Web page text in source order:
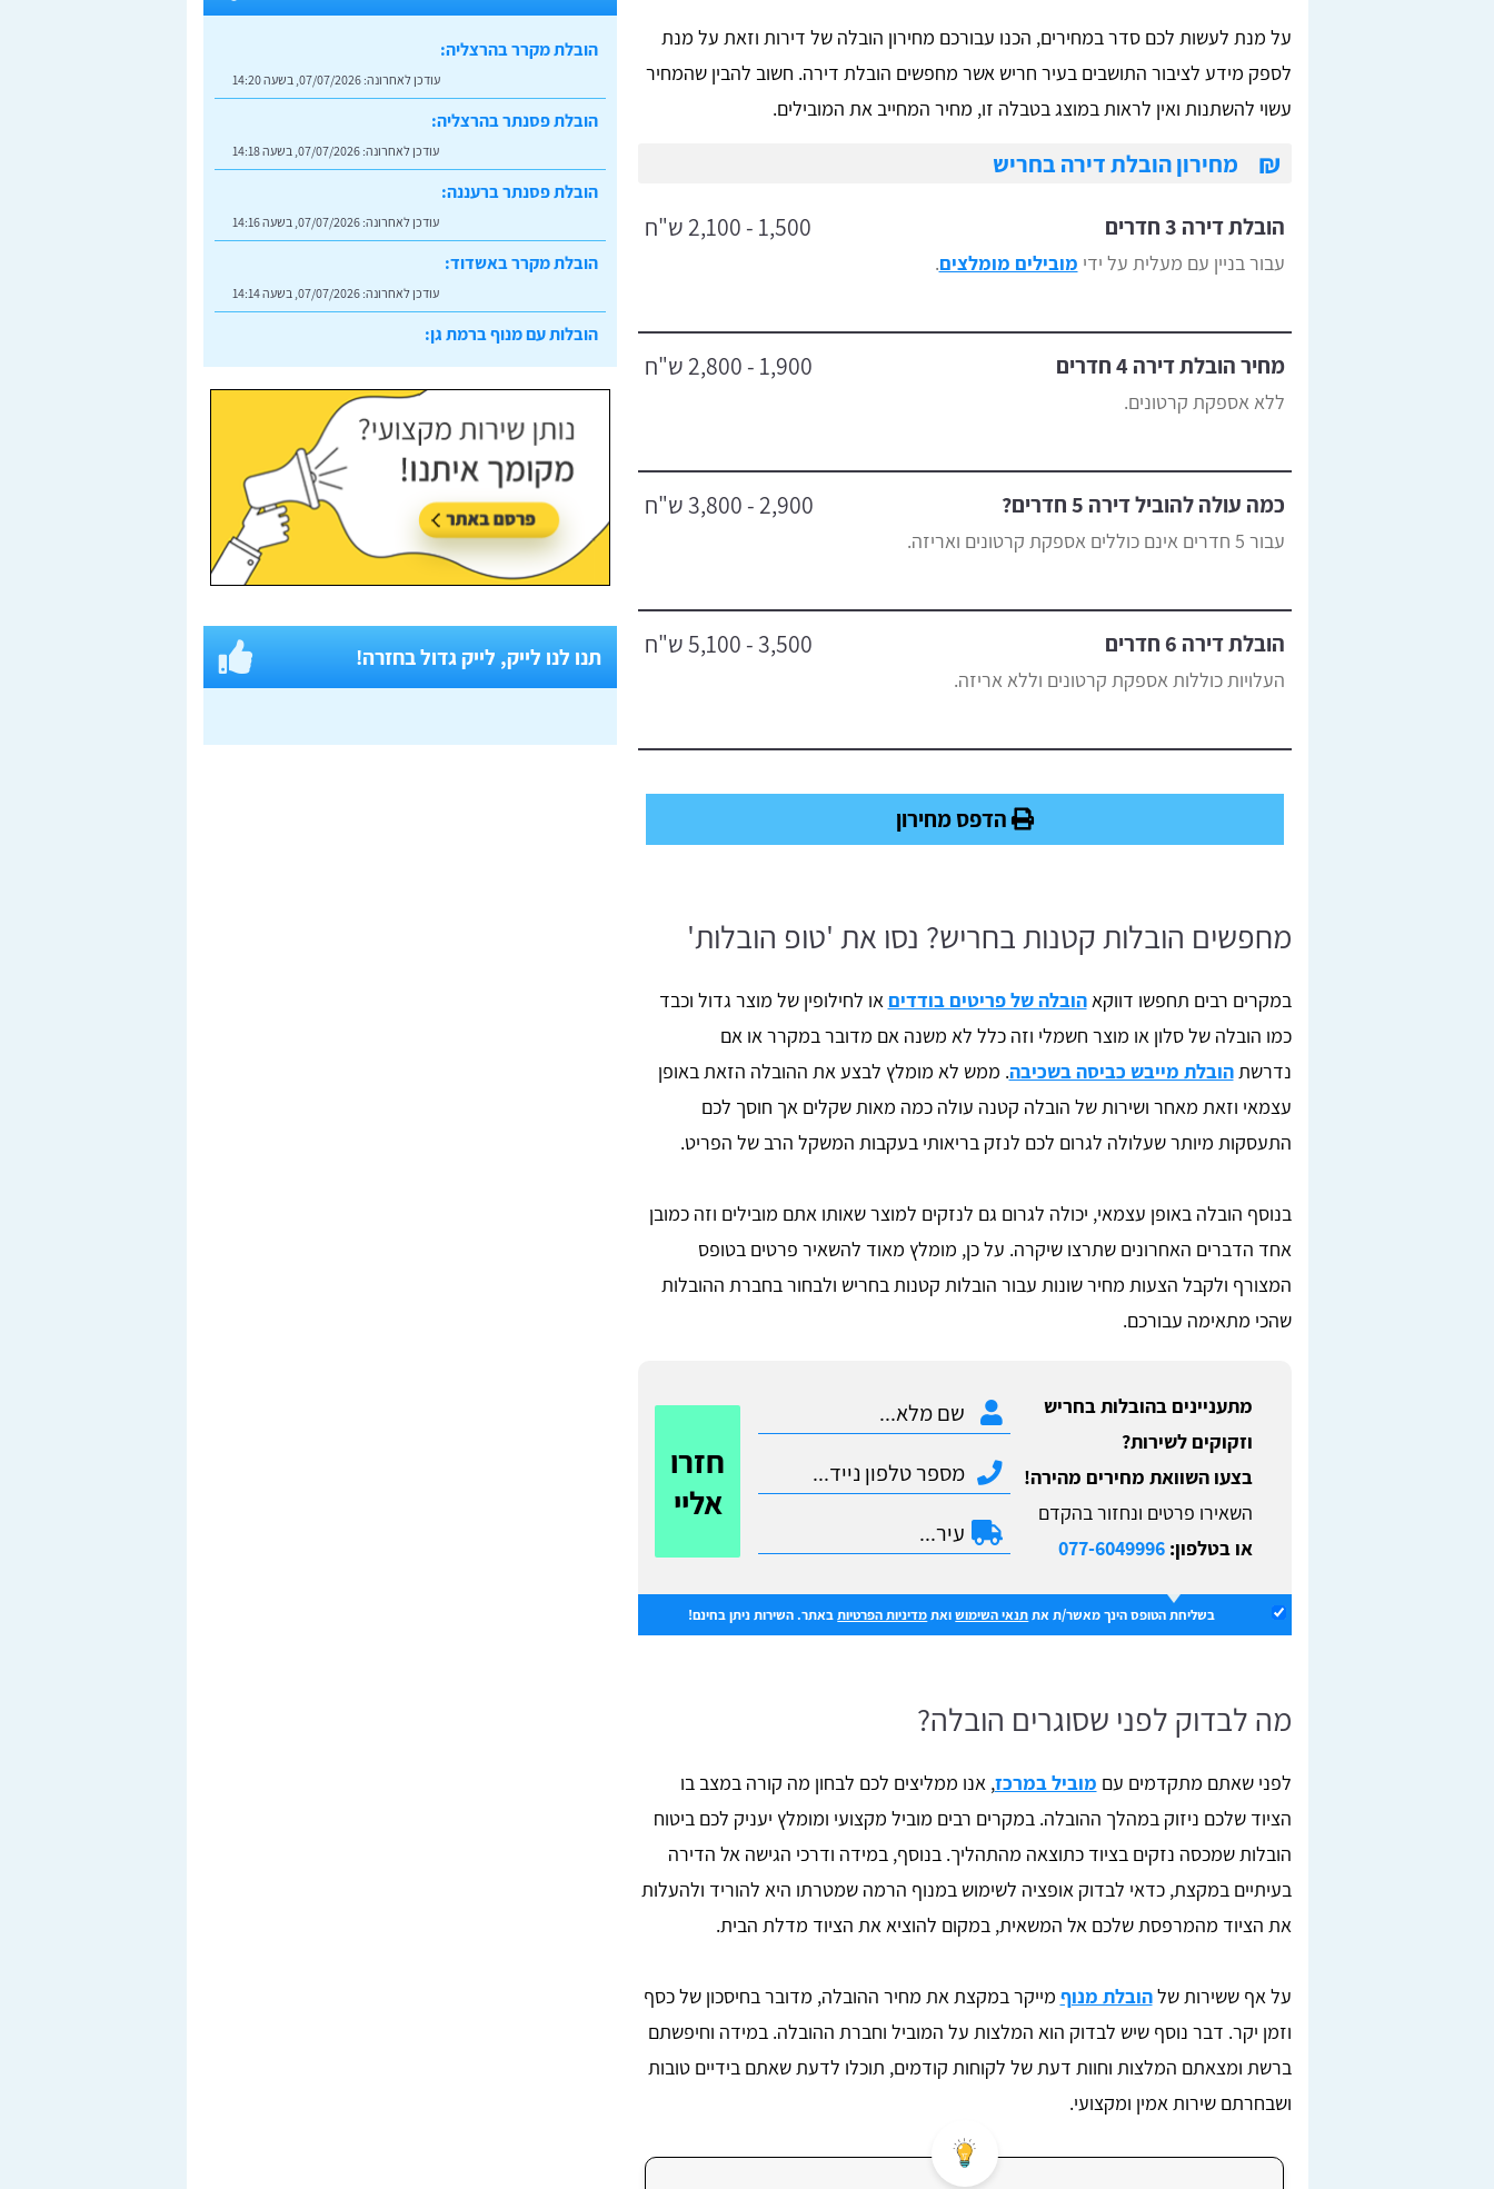
על מנת לעשות לכם סדר במחירים, הכנו עבורכם מחירון הובלה של דירות וזאת על מנת
לספק מידע לציבור התושבים בעיר חריש אשר מחפשים הובלת דירה. חשוב להבין שהמחיר
עשוי להשתנות ואין לראות במוצג בטבלה זו, מחיר המחייב את המובילים.
₪ מחירון הובלת דירה בחריש
הובלת דירה 3 חדרים
עבור בניין עם מעלית על ידי מובילים מומלצים.
1,500 - 2,100 ש"ח
מחיר הובלת דירה 4 חדרים
ללא אספקת קרטונים.
1,900 - 2,800 ש"ח
כמה עולה להוביל דירה 5 חדרים?
עבור 5 חדרים אינם כוללים אספקת קרטונים ואריזה.
2,900 - 3,800 ש"ח
הובלת דירה 6 חדרים
העלויות כוללות אספקת קרטונים וללא אריזה.
3,500 - 5,100 ש"ח
הדפס מחירון
מחפשים הובלות קטנות בחריש? נסו את 'טופ הובלות'
במקרים רבים תחפשו דווקאהובלה של פריטים בודדים או לחילופין של מוצר גדול וכבד
כמו הובלה של סלון או מוצר חשמלי וזה כלל לא משנה אם מדובר במקרר או אם
נדרשתהובלת מייבש כביסה בשכיבה. ממש לא מומלץ לבצע את ההובלה הזאת באופן
עצמאי וזאת מאחר ושירות של הובלה קטנה עולה כמה מאות שקלים אך חוסך לכם
התעסקות מיותר שעלולה לגרום לכם לנזק בריאותי בעקבות המשקל הרב של הפריט.
בנוסף הובלה באופן עצמאי, יכולה לגרום גם לנזקים למוצר שאותו אתם מובילים וזה כמובן
אחד הדברים האחרונים שתרצו שיקרה. על כן, מומלץ מאוד להשאיר פרטים בטופס
המצורף ולקבל הצעות מחיר שונות עבור הובלות קטנות בחריש ולבחור בחברת ההובלות
שהכי מתאימה עבורכם.
מתעניינים בהובלות בחריש
וזקוקים לשירות?
בצעו השוואת מחירים מהירה!
השאירו פרטים ונחזור בהקדם
או בטלפון:077-6049996
חזרו
אליי
בשליחת הטופס הינך מאשר/ת אתתנאי השימושואתמדיניות הפרטיותבאתר. השירות ניתן בחינם!
מה לבדוק לפני שסוגרים הובלה?
לפני שאתם מתקדמים עם מוביל במרכז, אנו ממליצים לכם לבחון מה קורה במצב בו
הציוד שלכם ניזוק במהלך ההובלה. במקרים רבים מוביל מקצועי ומומלץ יעניק לכם ביטוח
הובלות שמכסה נזקים בציוד כתוצאה מהתהליך. בנוסף, במידה ודרכי הגישה אל הדירה
בעיתיים במקצת, כדאי לבדוק אופציה לשימוש במנוף הרמה שמטרתו היא להוריד ולהעלות
את הציוד מהמרפסת שלכם אל המשאית, במקום להוציא את הציוד מדלת הבית.
על אף ששירות שלהובלת מנוף מייקר במקצת את מחיר ההובלה, מדובר בחיסכון של כסף
וזמן יקר. דבר נוסף שיש לבדוק הוא המלצות על המוביל וחברת ההובלה. במידה וחיפשתם
ברשת ומצאתם המלצות וחוות דעת של לקוחות קודמים, תוכלו לדעת שאתם בידיים טובות
ושבחרתם שירות אמין ומקצועי.
הובלת מקרר בהרצליה:
עודכן לאחרונה:07/07/2026, בשעה 14:20
הובלת פסנתר בהרצליה:
עודכן לאחרונה:07/07/2026, בשעה 14:18
הובלת פסנתר ברעננה:
עודכן לאחרונה:07/07/2026, בשעה 14:16
הובלת מקרר באשדוד:
עודכן לאחרונה:07/07/2026, בשעה 14:14
הובלות עם מנוף ברמת גן:
עודכן לאחרונה:07/07/2026, בשעה 14:23
תנו לנו לייק, לייק גדול בחזרה!